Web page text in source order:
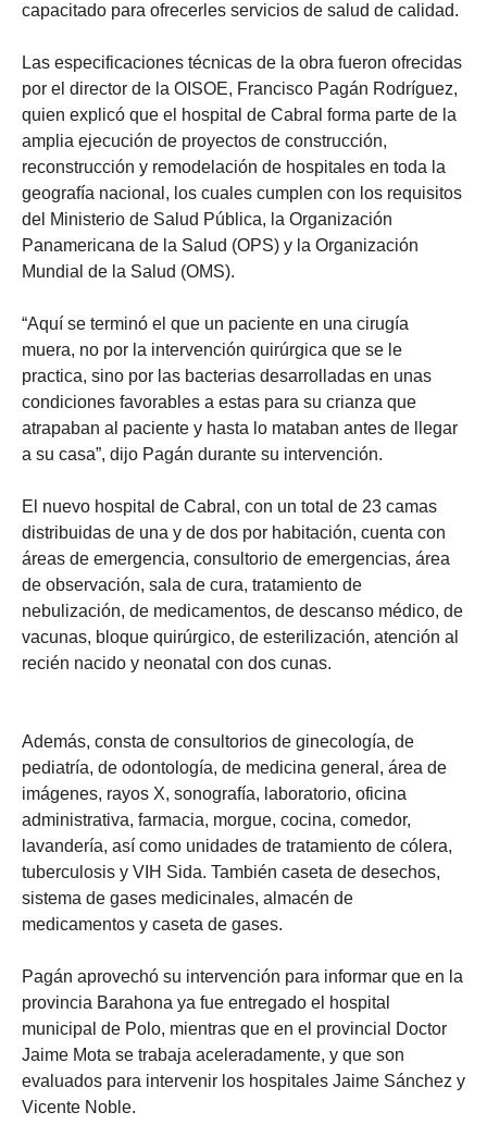
capacitado para ofrecerles servicios de salud de calidad.
Las especificaciones técnicas de la obra fueron ofrecidas
por el director de la OISOE, Francisco Pagán Rodríguez,
quien explicó que el hospital de Cabral forma parte de la
amplia ejecución de proyectos de construcción,
reconstrucción y remodelación de hospitales en toda la
geografía nacional, los cuales cumplen con los requisitos
del Ministerio de Salud Pública, la Organización
Panamericana de la Salud (OPS) y la Organización
Mundial de la Salud (OMS).
“Aquí se terminó el que un paciente en una cirugía
muera, no por la intervención quirúrgica que se le
practica, sino por las bacterias desarrolladas en unas
condiciones favorables a estas para su crianza que
atrapaban al paciente y hasta lo mataban antes de llegar
a su casa”, dijo Pagán durante su intervención.
El nuevo hospital de Cabral, con un total de 23 camas
distribuidas de una y de dos por habitación, cuenta con
áreas de emergencia, consultorio de emergencias, área
de observación, sala de cura, tratamiento de
nebulización, de medicamentos, de descanso médico, de
vacunas, bloque quirúrgico, de esterilización, atención al
recién nacido y neonatal con dos cunas.
Además, consta de consultorios de ginecología, de
pediatría, de odontología, de medicina general, área de
imágenes, rayos X, sonografía, laboratorio, oficina
administrativa, farmacia, morgue, cocina, comedor,
lavandería, así como unidades de tratamiento de cólera,
tuberculosis y VIH Sida. También caseta de desechos,
sistema de gases medicinales, almacén de
medicamentos y caseta de gases.
Pagán aprovechó su intervención para informar que en la
provincia Barahona ya fue entregado el hospital
municipal de Polo, mientras que en el provincial Doctor
Jaime Mota se trabaja aceleradamente, y que son
evaluados para intervenir los hospitales Jaime Sánchez y
Vicente Noble.